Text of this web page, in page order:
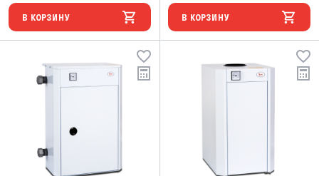
В КОРЗИНУ В КОРЗИНУ